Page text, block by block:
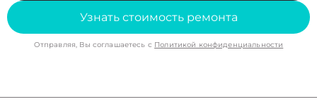
Узнать стоимость ремонта
Отправляя, Вы соглашаетесь с Политикой конфиденциальности